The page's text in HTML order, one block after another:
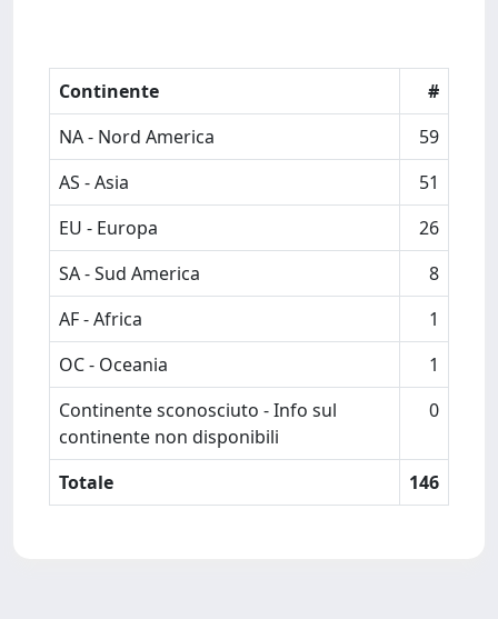
Continente
#
NA - Nord America
59
AS - Asia
51
EU - Europa
26
SA - Sud America
8
AF - Africa
1
OC - Oceania
1
Continente sconosciuto - Info sul
continente non disponibili
0
Totale 146